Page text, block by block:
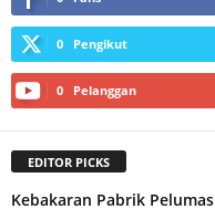
0 Pengikut
0 Pelanggan
EDITOR PICKS
Kebakaran Pabrik